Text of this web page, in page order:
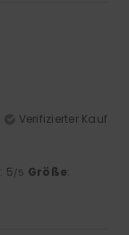
Verifizierter Kauf
: 5/5 Größe: